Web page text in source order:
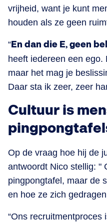
vrijheid, want je kunt
houden als ze geen
“En dan die E, geen
heeft iedereen een ego.
maar het mag je
Daar sta ik zeer, zeer
Cultuur is
Op de vraag hoe hij de
antwoordt Nico stellig: "
pingpongtafel, maar de
en hoe ze zich
“Ons recruitmentproces